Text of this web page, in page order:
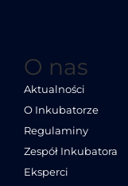
O nas
Aktualności
O Inkubatorze
Regulaminy
Zespół Inkubatora
Eksperci